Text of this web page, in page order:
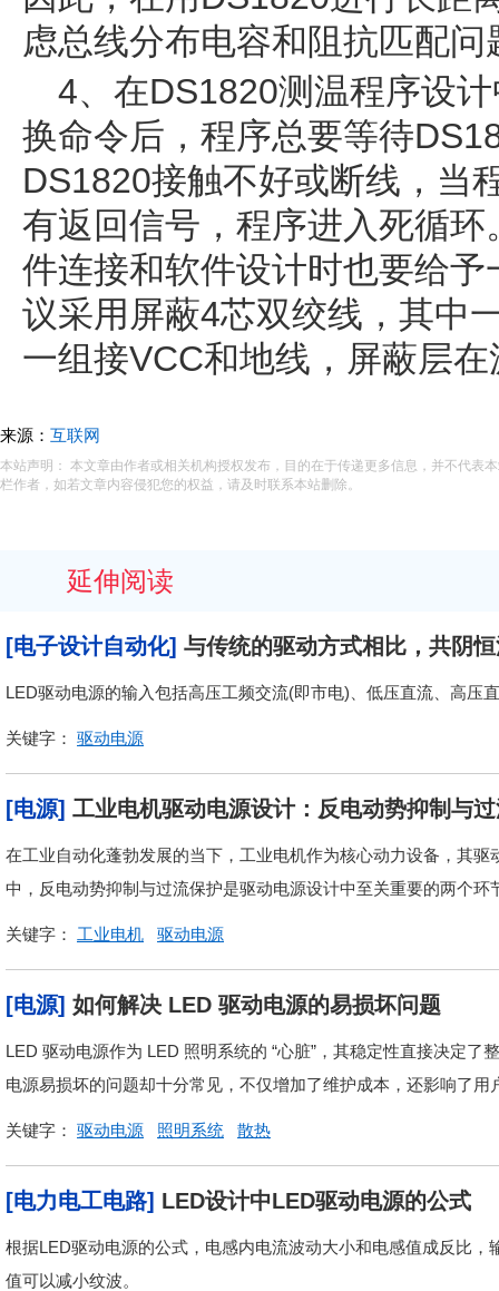
虑总线分布电容和阻抗匹配问
4、在DS1820测温程序设
换命令后，程序总要等待
DS1820接触不好或断线，当
有返回信号，程序进入死循
件连接和软件设计时也要给
议采用屏蔽4芯双绞线，其中
一组接VCC和地线，屏蔽层
来源： 互联网
本站声明： 本文章由作者或相关机构授权发布，目的在于传递更多信息，并不代表
栏作者，如若文章内容侵犯您的权益，请及时联系本站删除。
延伸阅读
[电子设计自动化] 与传统的驱动方式相比，共阴
LED驱动电源的输入包括高压工频交流(即市电)、低压直流、高压
关键字： 驱动电源
[电源] 工业电机驱动电源设计：反电动势抑制与
在工业自动化蓬勃发展的当下，工业电机作为核心动力设备，其
中，反电动势抑制与过流保护是驱动电源设计中至关重要的两个
关键字： 工业电机 驱动电源
[电源] 如何解决 LED 驱动电源的易损坏问题
LED 驱动电源作为 LED 照明系统的 “心脏”，其稳定性直接决定
电源易损坏的问题却十分常见，不仅增加了维护成本，还影响了
关键字： 驱动电源 照明系统 散热
[电力电工电路] LED设计中LED驱动电源的公式
根据LED驱动电源的公式，电感内电流波动大小和电感值成反比
值可以减小纹波。